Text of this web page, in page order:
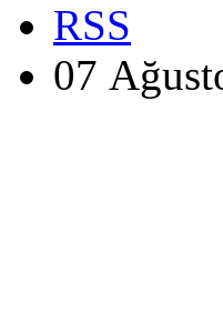
RSS
07